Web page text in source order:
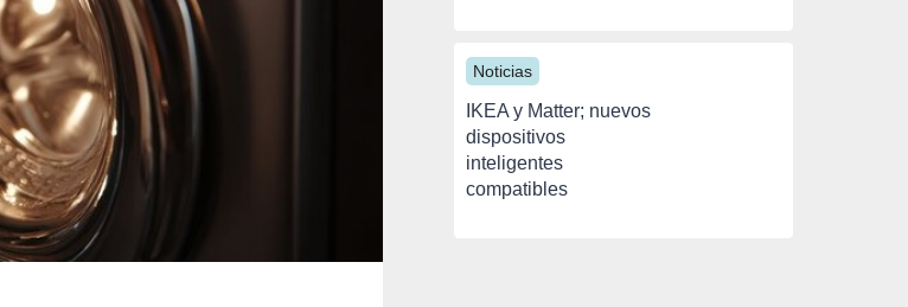
Noticias
IKEA y Matter; nuevos
dispositivos
inteligentes
compatibles